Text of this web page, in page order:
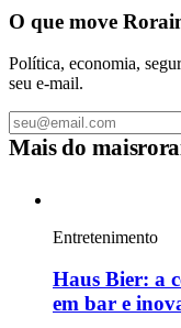
O que move
Política, economia,
seu e-mail.
Mais do
Entretenimento
Haus Bier: a
em bar e